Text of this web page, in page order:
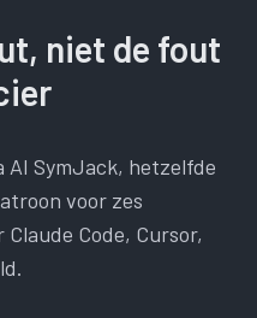
niet de fout
AI SymJack, hetzelfde
voor zes
Code, Cursor,